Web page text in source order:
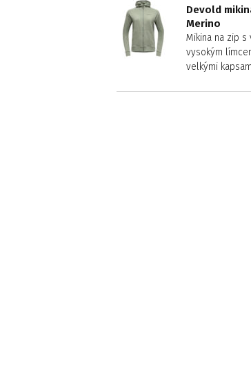
Devold
Merino
Mikina na zip s
vysokým
velkými